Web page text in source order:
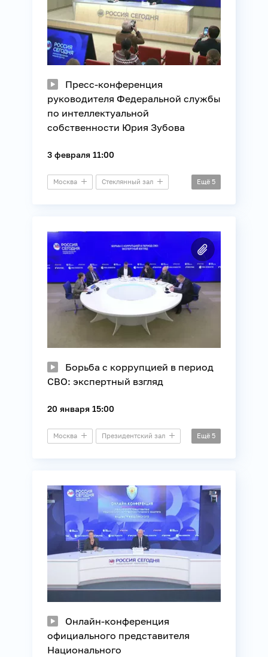
Пресс-конференция
руководителя Федеральной службы
по интеллектуальной
собственности Юрия Зубова
3 февраля 11:00
Москва Стеклянный зал
Торговля
Ещё 5
Борьба с коррупцией в период
СВО: экспертный взгляд
20 января 15:00
Москва Президентский зал
Юриспруденция
Ещё 5
Онлайн-конференция
официального представителя
Национального